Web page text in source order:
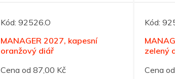
Kód: 92526.O
MANAGER 2027, kapesní
oranžový diář
Cena od 87,00 Kč
Kód:
zelený
Cena